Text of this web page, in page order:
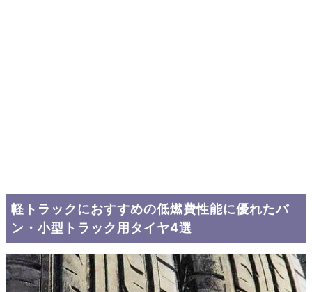
軽トラックにおすすめの低燃費性能に優れたバ
ン・小型トラック用タイヤ4選